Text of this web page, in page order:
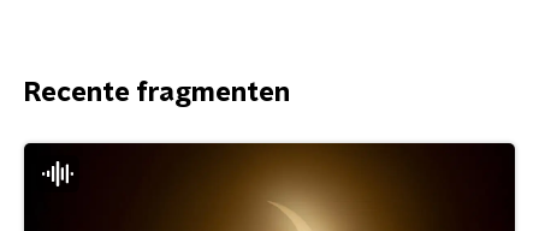
Recente fragmenten